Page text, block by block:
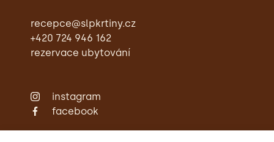
recepce@slpkrtiny.cz
+420 724 946 162
rezervace ubytování
instagram
facebook